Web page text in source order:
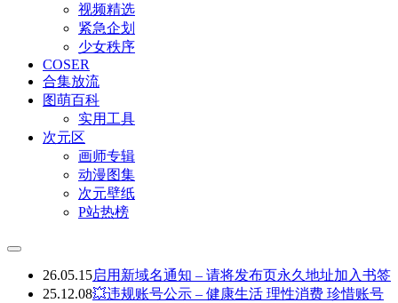
视频精选
紧急企划
少女秩序
COSER
合集放流
图萌百科
实用工具
次元区
画师专辑
动漫图集
次元壁纸
P站热榜
26.05.15启用新域名通知 – 请将发布页永久地址加入书签
25.12.08💥违规账号公示 – 健康生活 理性消费 珍惜账号